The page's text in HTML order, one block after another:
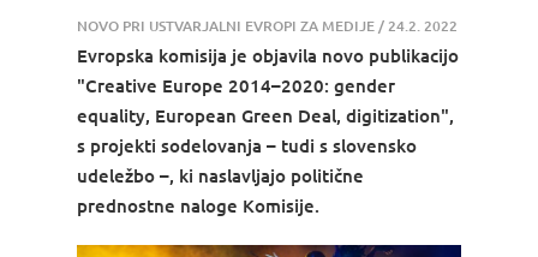
NOVO PRI USTVARJALNI EVROPI ZA MEDIJE/ 24.2. 2022
Evropska komisija je objavila novo publikacijo
"Creative Europe 2014–2020: gender
equality, European Green Deal, digitization",
s projekti sodelovanja – tudi s slovensko
udeležbo –, ki naslavljajo politične
prednostne naloge Komisije.